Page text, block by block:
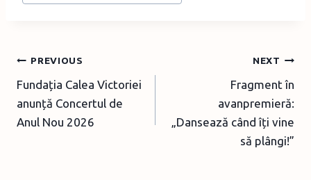
…
Tags:
Post
navigation
PREVIOUS
Fundația Calea Victoriei
anunță Concertul de
Anul Nou 2026
NEXT
Fragment în
avanpremieră:
„Dansează când îți vine
să plângi!”